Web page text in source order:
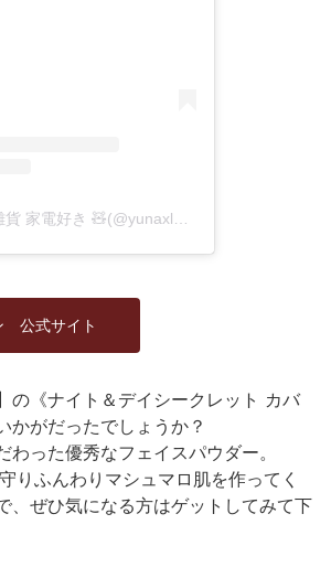
公式サイト
の《ナイト＆デイシークレット カバ
かがだったでしょうか？
わった優秀なフェイスパウダー。
りふんわりマシュマロ肌を作ってく
、ぜひ気になる方はゲットしてみて下